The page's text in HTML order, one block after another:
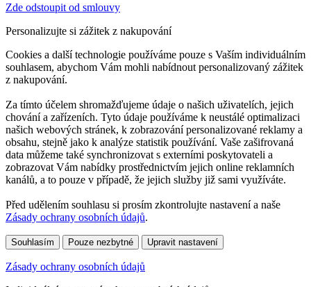
Zde odstoupit od smlouvy
Personalizujte si zážitek z nakupování
Cookies a další technologie používáme pouze s Vaším individuálním
souhlasem, abychom Vám mohli nabídnout personalizovaný zážitek
z nakupování.
Za tímto účelem shromažďujeme údaje o našich uživatelích, jejich
chování a zařízeních. Tyto údaje používáme k neustálé optimalizaci
našich webových stránek, k zobrazování personalizované reklamy a
obsahu, stejně jako k analýze statistik používání. Vaše zašifrovaná
data můžeme také synchronizovat s externími poskytovateli a
zobrazovat Vám nabídky prostřednictvím jejich online reklamních
kanálů, a to pouze v případě, že jejich služby již sami využíváte.
Před udělením souhlasu si prosím zkontrolujte nastavení a naše
Zásady ochrany osobních údajů.
Souhlasím Pouze nezbytné Upravit nastavení
Zásady ochrany osobních údajů